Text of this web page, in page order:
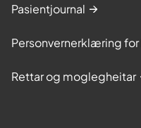
Pasientjournal
Personvernerklæring for
Rettar og moglegheitar